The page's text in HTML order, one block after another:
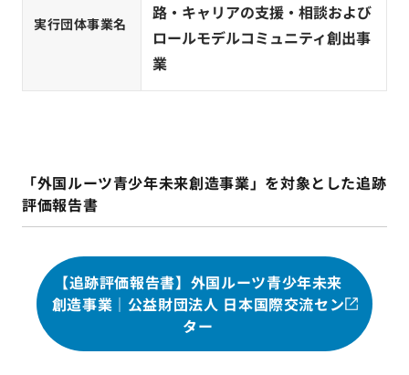
実行団体事業名
路・キャリアの支援・相談および
ロールモデルコミュニティ創出事
業
「外国ルーツ青少年未来創造事業」を対象とした追跡
評価報告書
【追跡評価報告書】外国ルーツ青少年未来
創造事業｜公益財団法人 日本国際交流セン
ター